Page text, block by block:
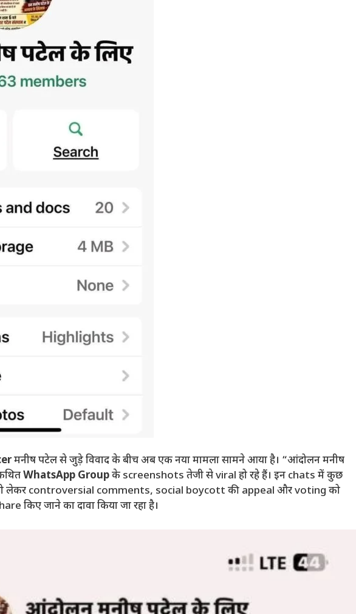
मनीष पटेल से जुड़े विवाद के बीच अब एक नया मामला सामने आया है। “आंदोलन मनीष
WhatsApp Groupके screenshots तेजी से viral हो रहे हैं। इन chats में कुछ
को लेकर controversial comments, social boycott की appeal और voting को
किए जाने का दावा किया जा रहा है।